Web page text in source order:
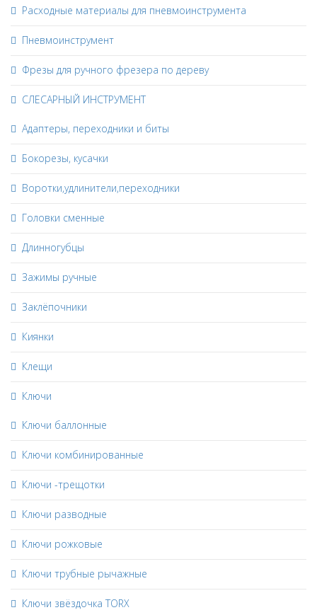
Расходные материалы для пневмоинструмента
Пневмоинструмент
Фрезы для ручного фрезера по дереву
СЛЕСАРНЫЙ ИНСТРУМЕНТ
Адаптеры, переходники и биты
Бокорезы, кусачки
Воротки,удлинители,переходники
Головки сменные
Длинногубцы
Зажимы ручные
Заклёпочники
Киянки
Клещи
Ключи
Ключи баллонные
Ключи комбинированные
Ключи -трещотки
Ключи разводные
Ключи рожковые
Ключи трубные рычажные
Ключи звёздочка TORX